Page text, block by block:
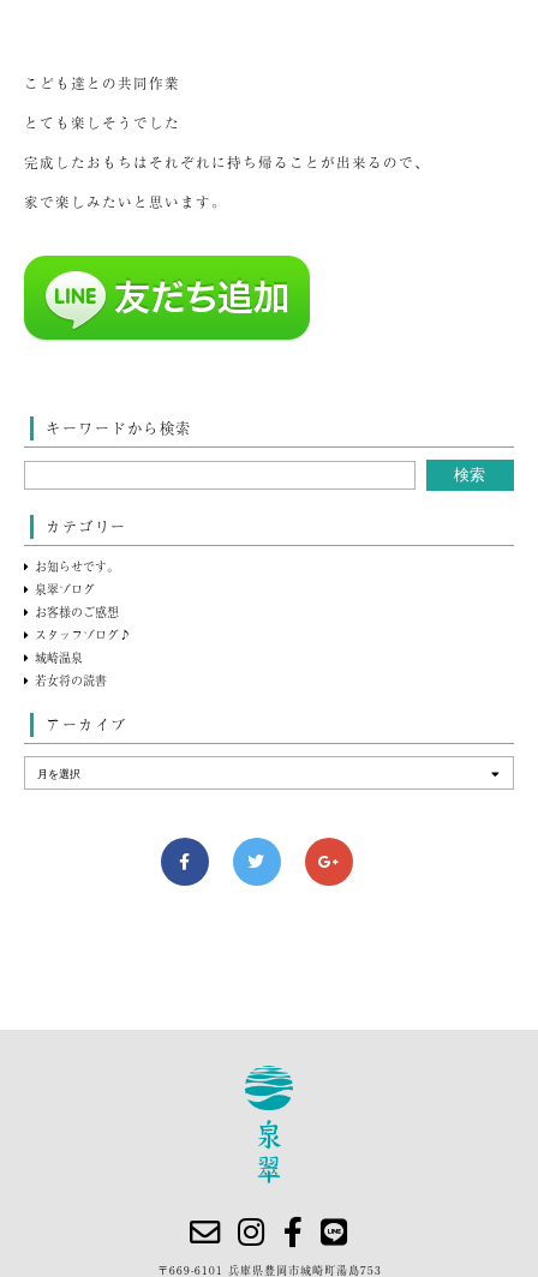
こども達との共同作業
とても楽しそうでした
完成したおもちはそれぞれに持ち帰ることが出来るので、
家で楽しみたいと思います。
キーワードから検索
カテゴリー
お知らせです。
泉翠ブログ
お客様のご感想
スタッフブログ♪
城崎温泉
若女将の読書
アーカイブ
〒669-6101 兵庫県豊岡市城崎町湯島753